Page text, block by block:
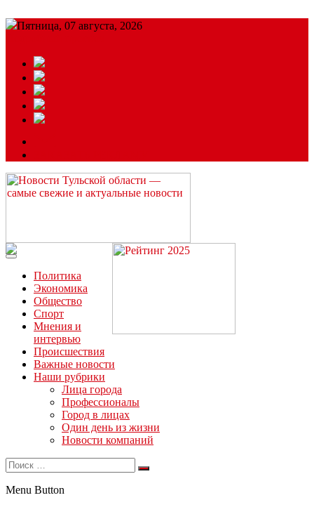
Пятница, 07 августа, 2026
Читайте последние новости дня в Тульской области на сайте
“ЗаНовомосковск”
Политика
Экономика
Общество
Спорт
Мнения и
интервью
Происшествия
Важные новости
Наши рубрики
Лица города
Профессионалы
Город в лицах
Один день из жизни
Новости компаний
Menu Button